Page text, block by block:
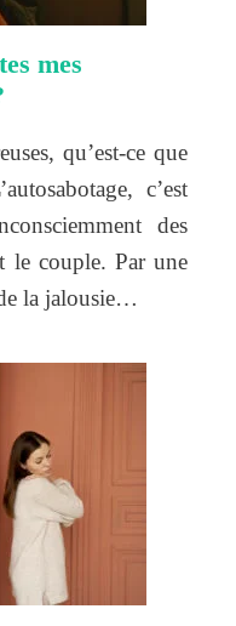
mes
qu’est-ce que
c’est
des
le couple. Par une
la jalousie…